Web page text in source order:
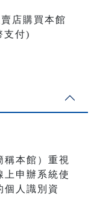
店購買本館
支付)
稱本館）重視
上申辦系統使
個人識別資